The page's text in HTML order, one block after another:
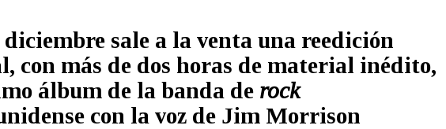
sale a la venta una reedición
con más de dos horas de material inédito,
álbum de la banda de rock
con la voz de Jim Morrison